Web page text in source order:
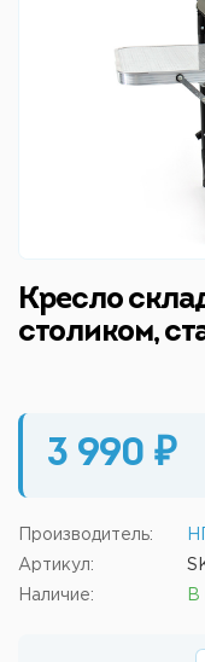
Кресло
столиком,
3 990 ₽
Производитель:
Артикул:
Наличие: В